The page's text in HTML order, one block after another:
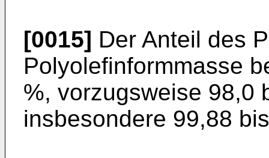
[0015] Der Anteil des
Polyolefinformmasse
%, vorzugsweise 98,0
insbesondere 99,88